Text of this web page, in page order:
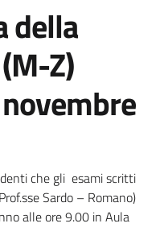
della
Z)
che gli esami scritti
Sardo – Romano)
alle ore 9.00 in Aula